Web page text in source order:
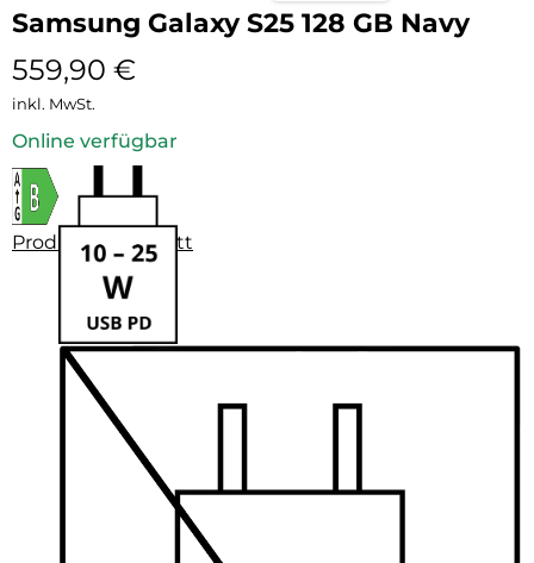
Samsung Galaxy S25 128 GB Navy
559,90 €
inkl. MwSt.
Online verfügbar
Produktdatenblatt